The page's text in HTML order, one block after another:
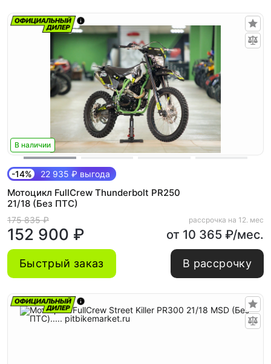
В наличии
-14% 22 935 ₽ выгода
Мотоцикл FullCrew Thunderbolt PR250
21/18 (Без ПТС)
175 835 ₽
152 900 ₽
рассрочка на 12. мес
от 10 365 ₽/мес.
Быстрый заказ В рассрочку